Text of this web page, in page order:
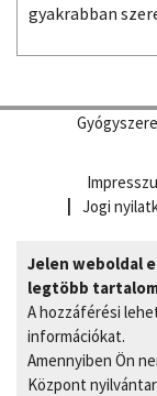
gyakrabban
Jogi
Jelen weboldal
legtöbb
A hozzáférési
információkat.
Amennyiben Ön
Központ